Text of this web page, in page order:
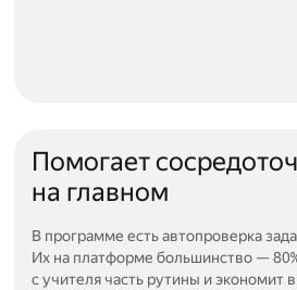
Помогает
на главном
В программе есть автопроверка
Их на платформе большинство —
с учителя часть рутины и экономит